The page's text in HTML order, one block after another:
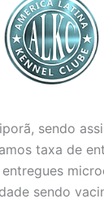
sendo
taxa de
sendo